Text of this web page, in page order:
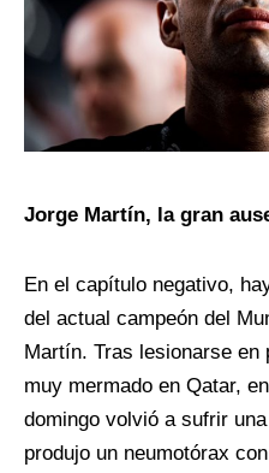
Jorge Martín, la gran
En el capítulo negativo,
del actual campeón del
Martín. Tras lesionarse en
muy mermado en Qatar,
domingo volvió a sufrir
produjo un neumotórax